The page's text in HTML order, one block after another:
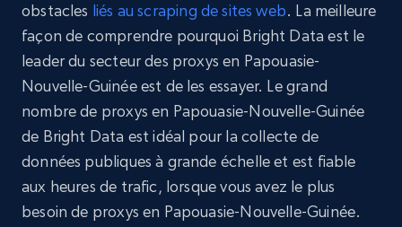
obstacles liés au scraping de sites web. La meilleure
façon de comprendre pourquoi Bright Data est le
leader du secteur des proxys en Papouasie-
Nouvelle-Guinée est de les essayer. Le grand
nombre de proxys en Papouasie-Nouvelle-Guinée
de Bright Data est idéal pour la collecte de
données publiques à grande échelle et est fiable
aux heures de trafic, lorsque vous avez le plus
besoin de proxys en Papouasie-Nouvelle-Guinée.